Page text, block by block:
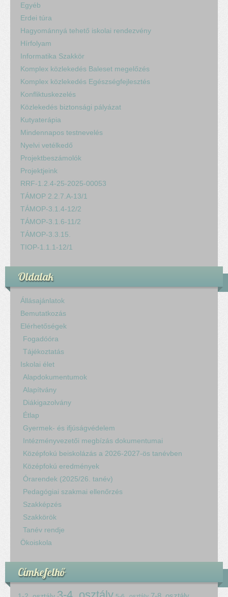
Egyéb
Erdei túra
Hagyománnyá tehető iskolai rendezvény
Hírfolyam
Informatika Szakkör
Komplex közlekedés Baleset megelőzés
Komplex közlekedés Egészségfejlesztés
Konfliktuskezelés
Közlekedés biztonsági pályázat
Kutyaterápia
Mindennapos testnevelés
Nyelvi vetélkedő
Projektbeszámolók
Projektjeink
RRF-1.2.4-25-2025-00053
TÁMOP 2.2.7.A-13/1
TÁMOP-3.1.4-12/2
TÁMOP-3.1.6-11/2
TÁMOP-3.3.15.
TIOP-1.1.1-12/1
Oldalak
Állásajánlatok
Bemutatkozás
Elérhetőségek
Fogadóóra
Tájékoztatás
Iskolai élet
Alapdokumentumok
Alapítvány
Diákigazolvány
Étlap
Gyermek- és ifjúságvédelem
Intézményvezetői megbízás dokumentumai
Középfokú beiskolázás a 2026-2027-ös tanévben
Középfokú eredmények
Órarendek (2025/26. tanév)
Pedagógiai szakmai ellenőrzés
Szakképzés
Szakkörök
Tanév rendje
Ökoiskola
Címkefelhő